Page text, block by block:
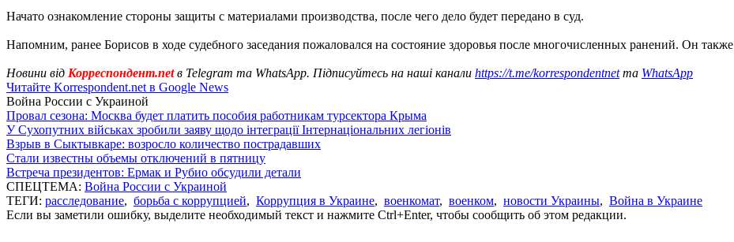
Начато ознакомление стороны защиты с материалами производства, после чего дело будет передано в суд.
Напомним, ранее Борисов в ходе судебного заседания пожаловался на состояние здоровья после многочисленных ранений. Он также
Новини від Корреспондент.netв Telegram та WhatsApp. Підписуйтесь на наші канали https://t.me/korrespondentnetта WhatsApp
Читайте Korrespondent.net в Google News
Война России с Украиной
Провал сезона: Москва будет платить пособия работникам турсектора Крыма
У Сухопутних військах зробили заяву щодо інтеграції Інтернаціональних легіонів
Взрыв в Сыктывкаре: возросло количество пострадавших
Стали известны объемы отключений в пятницу
Встреча президентов: Ермак и Рубио обсудили детали
СПЕЦТЕМА: Война России с Украиной
ТЕГИ: расследование, борьба с коррупцией, Коррупция в Украине, военкомат, военком, новости Украины, Война в Украине
Если вы заметили ошибку, выделите необходимый текст и нажмите Ctrl+Enter, чтобы сообщить об этом редакции.